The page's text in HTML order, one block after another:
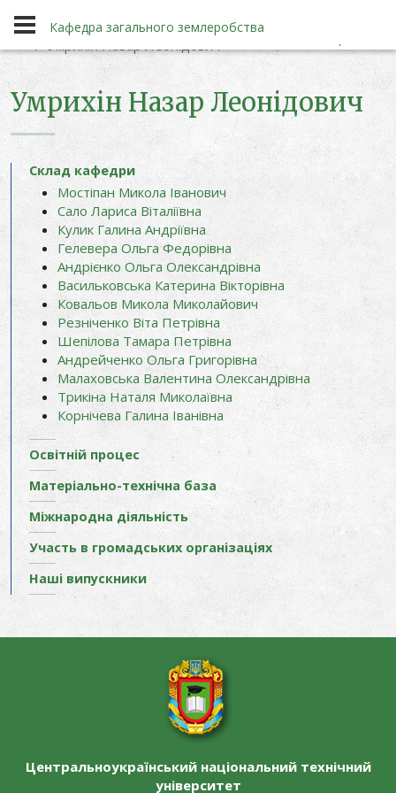
Кафедра загального землеробства
Кафедра загального землеробства
Кафедра
Склад кафедри
Умрихін Назар Леонідович
Умрихін Назар Леонідович
Склад кафедри
Мостіпан Микола Іванович
Сало Лариса Віталіївна
Кулик Галина Андріївна
Гелевера Ольга Федорівна
Андрієнко Ольга Олександрівна
Васильковська Катерина Вікторівна
Ковальов Микола Миколайович
Резніченко Віта Петрівна
Шепілова Тамара Петрівна
Андрейченко Ольга Григорівна
Малаховська Валентина Олександрівна
Трикіна Наталя Миколаївна
Корнічева Галина Іванівна
Освітній процес
Матеріально-технічна база
Міжнародна діяльність
Участь в громадських організаціях
Наші випускники
Центральноукраїнський національний технічний
університет